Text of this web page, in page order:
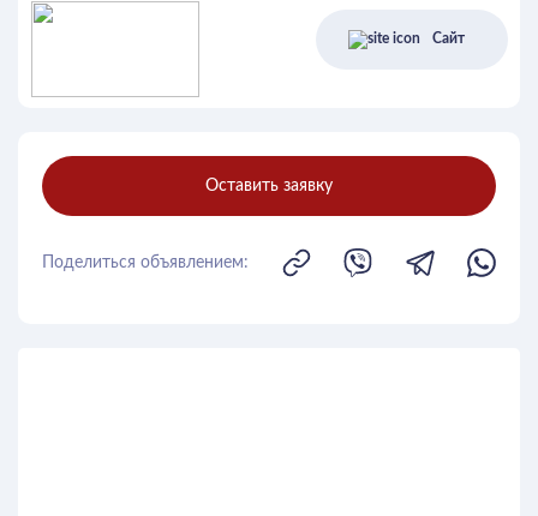
Сайт
Оставить заявку
Поделиться объявлением: